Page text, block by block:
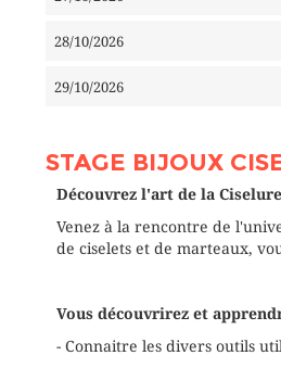
28/10/2026
29/10/2026
STAGE BIJOUX
Découvrez l'art de la
Venez à la rencontre de
de ciselets et de marteaux,
Vous découvrirez et
- Connaitre les divers outils